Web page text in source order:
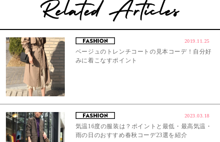
2019.11.25
ベージュのトレンチコートの見本コーデ！自分好
みに着こなすポイント
2023.03.18
気温16度の服装は？ポイントと最低・最高気温・
雨の日のおすすめ春秋コーデ23選を紹介